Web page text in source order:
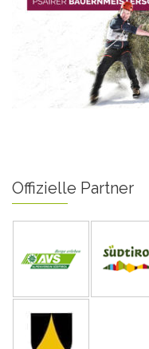
Offizielle Partner